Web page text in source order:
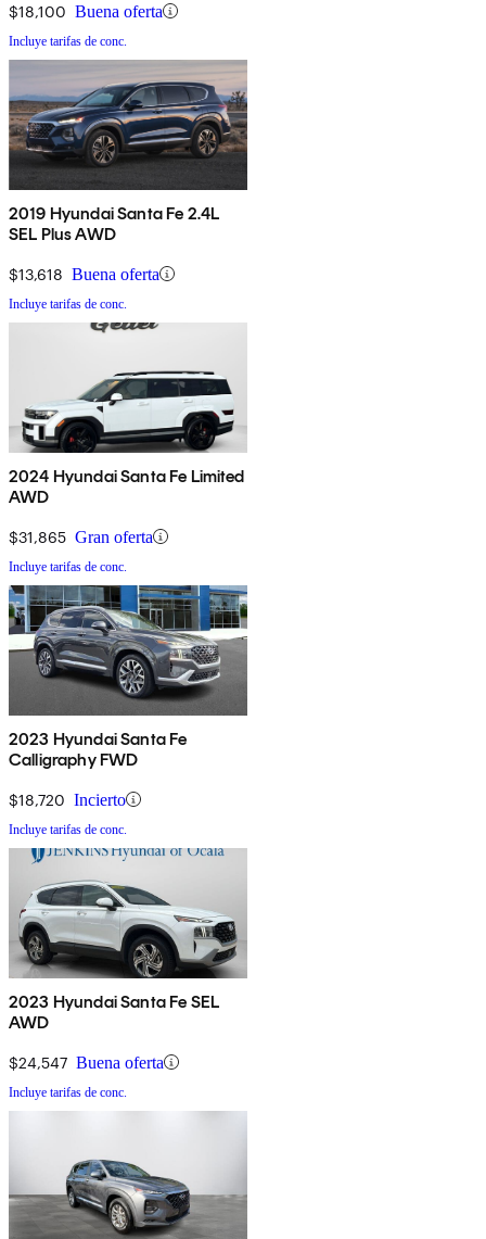
$18,100 Buena oferta
Incluye tarifas de conc.
2019 Hyundai Santa Fe 2.4L
SEL Plus AWD
$13,618 Buena oferta
Incluye tarifas de conc.
2024 Hyundai Santa Fe Limited
AWD
$31,865 Gran oferta
Incluye tarifas de conc.
2023 Hyundai Santa Fe
Calligraphy FWD
$18,720 Incierto
Incluye tarifas de conc.
2023 Hyundai Santa Fe SEL
AWD
$24,547 Buena oferta
Incluye tarifas de conc.